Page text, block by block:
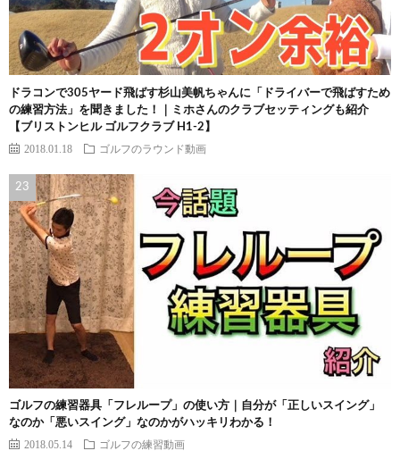
ドラコンで305ヤード飛ばす杉山美帆ちゃんに「ドライバーで飛ばすため
の練習方法」を聞きました！｜ミホさんのクラブセッティングも紹介
【ブリストンヒル ゴルフクラブ H1-2】
2018.01.18 ゴルフのラウンド動画
ゴルフの練習器具「フレループ」の使い方｜自分が「正しいスイング」
なのか「悪いスイング」なのかがハッキリわかる！
2018.05.14 ゴルフの練習動画